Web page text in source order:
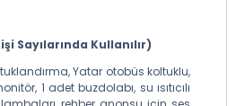
Sayılarında Kullanılır)
Yatar otobüs koltuklu,
1 adet buzdolabı, su ısıtıcılı